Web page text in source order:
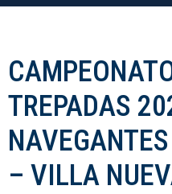
TREPADAS
– VILLA